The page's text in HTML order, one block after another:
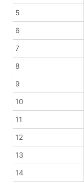
5
6
7
8
9
10
11
12
13
14